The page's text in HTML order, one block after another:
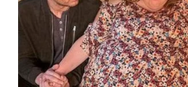
JONES, H. et al. The
leucodepletion of the
hemovigilance reports of
purpura and transfusion-
versus-host disease.